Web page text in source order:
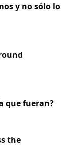
y no sólo lo
que fueran?
the